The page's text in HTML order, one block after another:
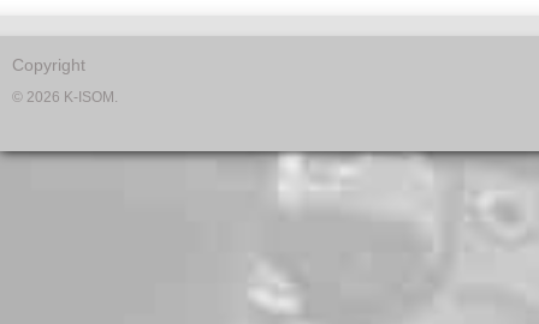
Copyright
© 2026 K-ISOM.